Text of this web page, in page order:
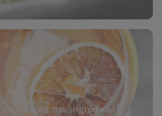
sont des ingrédients